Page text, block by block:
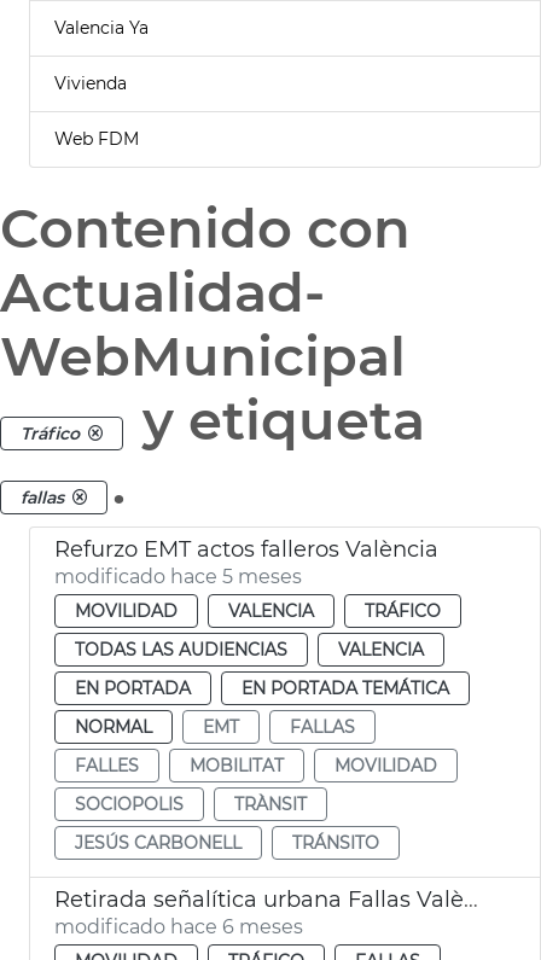
Valencia Ya
Vivienda
Web FDM
Contenido con
Actualidad-
WebMunicipal
Tráfico y etiqueta
fallas .
Refurzo EMT actos falleros València
modificado hace 5 meses
MOVILIDAD VALENCIA
TRÁFICO
TODAS LAS AUDIENCIAS
VALENCIA
EN PORTADA
EN PORTADA TEMÁTICA
NORMAL
EMT
FALLAS
FALLES
MOBILITAT
MOVILIDAD
SOCIOPOLIS
TRÀNSIT
JESÚS CARBONELL
TRÁNSITO
Retirada señalítica urbana Fallas València
modificado hace 6 meses